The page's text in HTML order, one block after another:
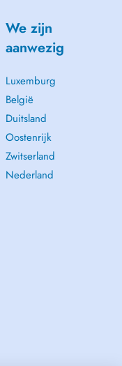
We zijn
aanwezig
Luxemburg
België
Duitsland
Oostenrijk
Zwitserland
Nederland